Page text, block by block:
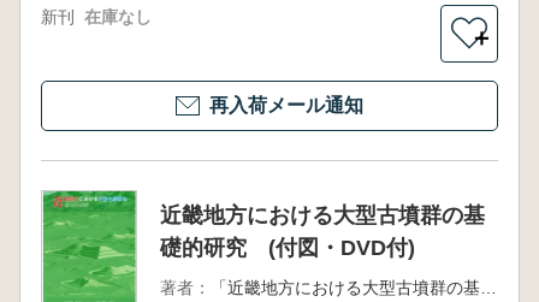
新刊 在庫なし
＋
再入荷メール通知
近畿地方における大型古墳群の基
礎的研究 (付図・DVD付)
著者：
「近畿地方における大型古墳群の基礎的研究」(研究代表者 白石太一郎)研究グループ 編